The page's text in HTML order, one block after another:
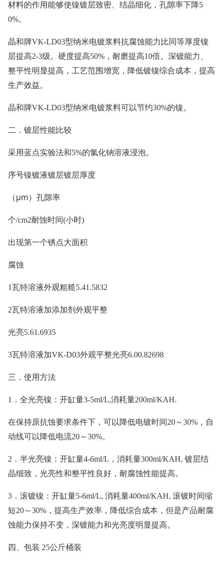
材料的作用能够使镍镀层致密、结晶细化，孔隙率下降5
0%。
晶和牌VK-LD03型纳米电镀浆料抗腐蚀能力比同等厚度镍
层提高2-3级。硬度提高50%，耐磨提高10倍。深镀能力、
整平性明显提高，工艺范围增宽，降低镀镍综合成本，提高
生产效益。
晶和牌VK-LD03型纳米电镀浆料可以节约30%的镍。
二．镀层性能比较
采用蓝点实验法和5%的氯化钠溶液浸泡。
序号镍镀液镀层镀层厚度
（μm）孔隙率
个/cm2耐蚀时间(小时)
出现第一个锈点大面积
腐蚀
1瓦特溶液外观粗糙5.41.5832
2瓦特溶液加添加剂外观平整
光亮5.61.6935
3瓦特溶液加VK-D03外观平整光亮6.00.82698
三．使用方法
1．全光亮镍：开缸量3-5ml/L,消耗量200ml/KAH.
在保持原抗蚀要求条件下，可以降低电镀时间20～30%，自
动线可以降低电流20～30%。
2．半光亮镍：开缸量4-6ml/L，消耗量300ml/KAH, 镀层结
晶细致，光亮性和整平性良好，耐腐蚀性能提高。
3．滚镀镍：开缸量5-6ml/L, 消耗量400ml/KAH, 滚镀时间缩
短20～30%，提高生产效率，降低综合成本，但是产品耐腐
蚀能力保持不变，深镀能力和光亮度明显提高。
四、包装 25公斤桶装